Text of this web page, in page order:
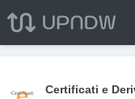
Certificati e